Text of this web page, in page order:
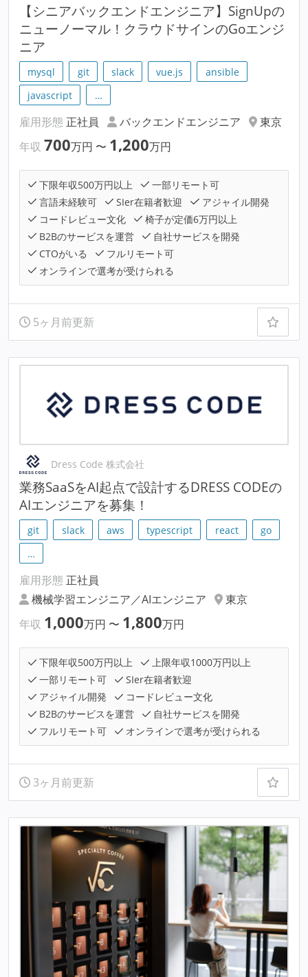
【シニアバックエンドエンジニア】SignUpの
ニューノーマル！クラウドサインのGoエンジ
ニア
mysql git slack vue.js
ansible
javascript
…
雇用形態 正社員 バックエンドエンジニア
東京
年収 700万円 〜 1,200万円
下限年収500万円以上
一部リモート可
言語未経験可
SIer在籍者歓迎
アジャイル開発
コードレビュー文化
椅子が定価6万円以上
B2Bのサービスを運営
自社サービスを開発
CTOがいる
フルリモート可
オンラインで選考が受けられる
5ヶ月前更新
Dress Code 株式会社
業務SaaSをAI起点で設計するDRESS CODEの
AIエンジニアを募集！
git slack aws typescript react
go
…
雇用形態 正社員
機械学習エンジニア／AIエンジニア
東京
年収 1,000万円 〜 1,800万円
下限年収500万円以上
上限年収1000万円以上
一部リモート可
SIer在籍者歓迎
アジャイル開発
コードレビュー文化
B2Bのサービスを運営
自社サービスを開発
フルリモート可
オンラインで選考が受けられる
3ヶ月前更新